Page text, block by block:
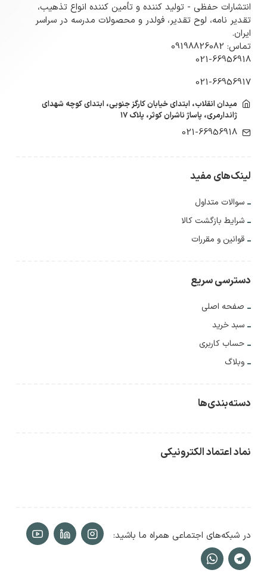
انتشارات حفظی - تولید کننده و تأمین کننده انواع تذهیب،
تقدیر نامه، لوح تقدیر، فولدر و محصولات مدرسه در سراسر
ایران.
تماس: 09198826082
021-66956918
021-66956917
میدان انقلاب، ابتدای خیابان کارگز جنوبی، ابتدای کوچه شهدای
ژاندارمری، پاساژ ناشران کوثر، پلاک ۱۷
021-66956918
لینک‌های مفید
سوالات متداول
شرایط بازگشت کالا
قوانین و مقررات
دسترسی سریع
صفحه اصلی
سبد خرید
حساب کاربری
وبلاگ
دسته‌بندی‌ها
نماد اعتماد الکترونیکی
در شبکه‌های اجتماعی همراه ما باشید: